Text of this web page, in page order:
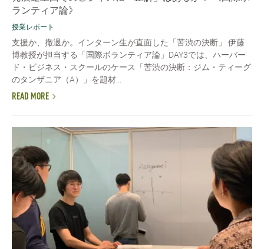
ランティア論》
授業レポート
支援か、撤退か。インターン生が直面した「苦渋の決断」 伊藤
博教授が担当する「国際ボランティア論」DAY3では、ハーバー
ド・ビジネス・スクールのケース「苦渋の決断：ジム・ティーグ
のタンザニア（A）」を題材...
READ MORE